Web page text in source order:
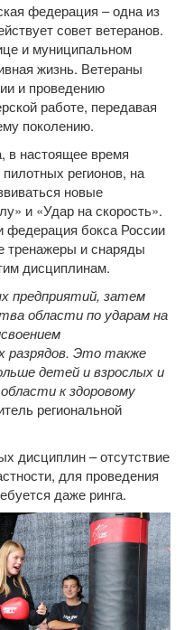
федерация – одна из
совет ветеранов.
и муниципальном
жизнь. Ветераны
и проведению
работе, передавая
поколению.
в настоящее время
регионов, на
новые
и «Удар на скорость».
федерация бокса России
тренажеры и снаряды
дисциплинам.
предприятий, затем
области по ударам на
Это также
детей и взрослых и
к здоровому
региональной
дисциплин – отсутствие
для проведения
даже ринга.